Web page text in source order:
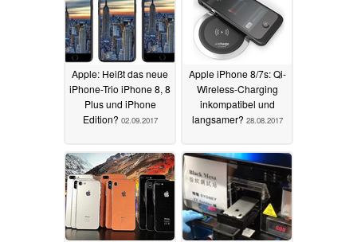
Apple: Heißt das neue
iPhone-Trio iPhone 8, 8
Plus und iPhone
Edition? 02.09.2017
Apple iPhone 8/7s: Qi-
Wireless-Charging
inkompatibel und
langsamer? 28.08.2017